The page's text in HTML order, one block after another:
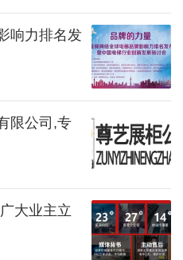
响力排名发
限公司,专
大业主立